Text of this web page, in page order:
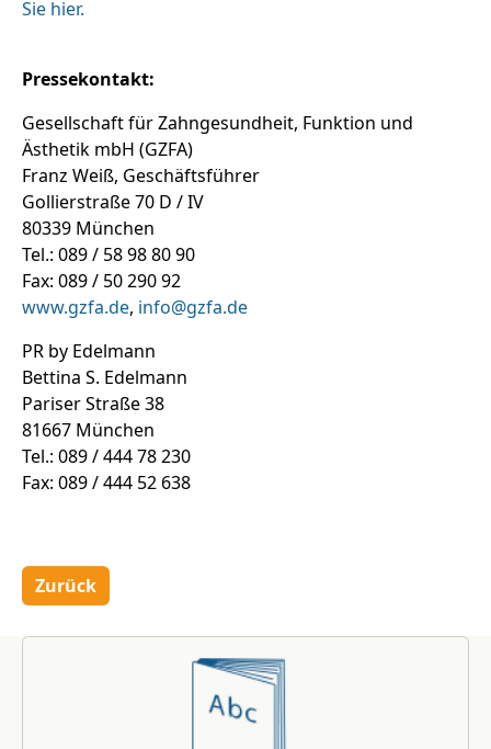
Sie hier.
Pressekontakt:
Gesellschaft für Zahngesundheit, Funktion und
Ästhetik mbH (GZFA)
Franz Weiß, Geschäftsführer
Gollierstraße 70 D / IV
80339 München
Tel.: 089 / 58 98 80 90
Fax: 089 / 50 290 92
www.gzfa.de, info@gzfa.de
PR by Edelmann
Bettina S. Edelmann
Pariser Straße 38
81667 München
Tel.: 089 / 444 78 230
Fax: 089 / 444 52 638
Zurück